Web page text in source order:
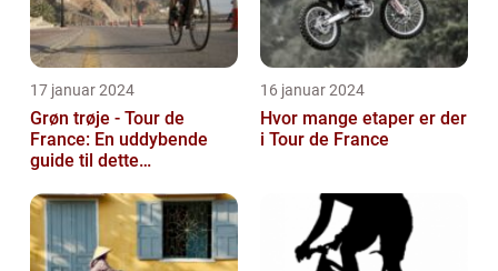
17 januar 2024
Grøn trøje - Tour de
France: En uddybende
guide til dette
pointkonkurrence
16 januar 2024
Hvor mange etaper er der
i Tour de France